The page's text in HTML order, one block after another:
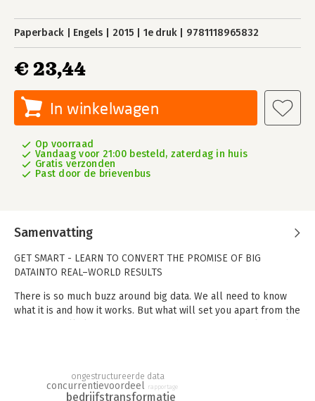
Paperback Engels 2015 1e druk 9781118965832
€ 23,44
In winkelwagen
Op voorraad
Vandaag voor 21:00 besteld, zaterdag in huis
Gratis verzonden
Past door de brievenbus
Samenvatting
GET SMART - LEARN TO CONVERT THE PROMISE OF BIG
DATAINTO REAL–WORLD RESULTS
There is so much buzz around big data. We all need to know
what it is and how it works. But what will set you apart from the
´Big Data´ shows you how to implement the same practices that
leading firms have used to access new dimensions of
bedrijfstransformatie
concurrentievoordeel
ongestructureerde data
rapportage